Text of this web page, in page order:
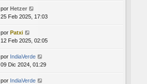
por Hetzer
25 Feb 2025, 17:03
por Patxi
12 Feb 2025, 02:05
por IndiaVerde
09 Dic 2024, 01:29
por IndiaVerde